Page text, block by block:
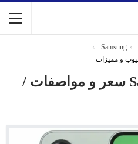
Samsung
Samsung Galaxy A56 سعر و مواصفات /